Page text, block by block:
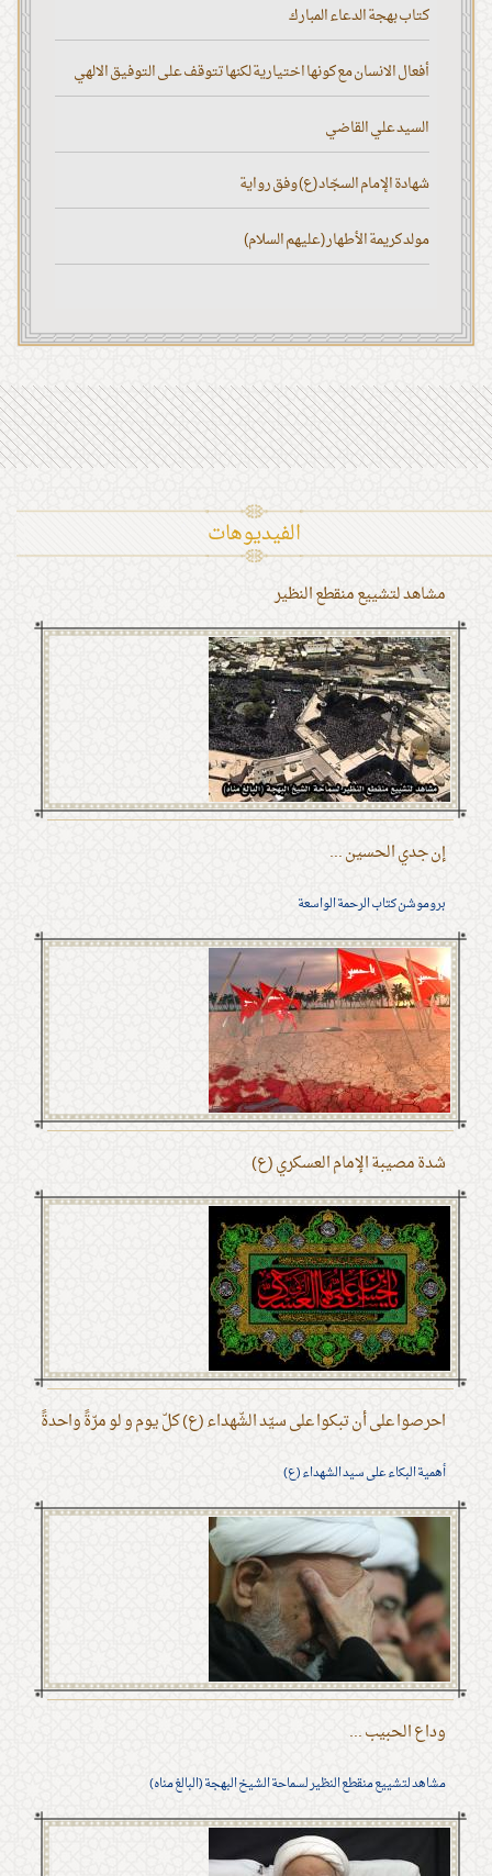
كتاب بهجة الدعاء المبارك
أفعال الانسان مع كونها اختيارية لكنها تتوقف على التوفيق الالهي
السيد علي القاضي
شهادة الإمام السجّاد (ع) وفق رواية
مولد كريمة الأطهار (عليهم السلام)
الفیدیوهات
مشاهد لتشييع منقطع النظير
إن جدي الحسين ...
بروموشن كتاب الرحمة الواسعة
شدة مصيبة الإمام العسكري (ع)
احرصوا على أن تبكوا على سيّد الشّهداء (ع) كلّ يوم و لو مرّةً واحدةً
أهمية البكاء على سيد الشهداء (ع)
وداع الحبيب ...
مشاهد لتشييع منقطع النظير لسماحة الشيخ البهجة (البالغ مناه)